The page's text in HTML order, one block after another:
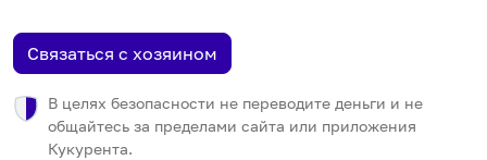
Связаться с хозяином
В целях безопасности не переводите деньги и не
общайтесь за пределами сайта или приложения
Кукурента.